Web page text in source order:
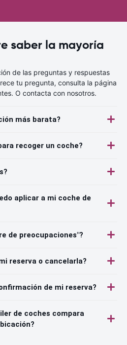
saber la mayoría
de las preguntas y respuestas
tu pregunta, consulta la página
O contacta con nosotros.
más barata?
recoger un coche?
aplicar a mi coche de
de preocupaciones"?
reserva o cancelarla?
de mi reserva?
de coches compara